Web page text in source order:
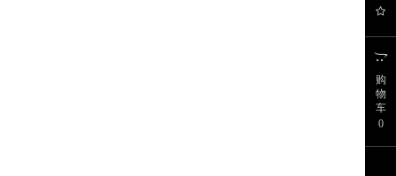
购
物
车
0